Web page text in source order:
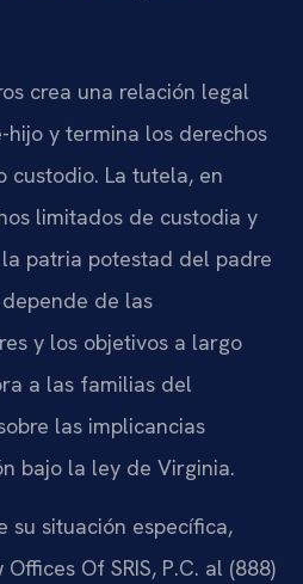
crea una relación legal
y termina los derechos
custodio. La tutela, en
limitados de custodia y
patria potestad del padre
de las
y los objetivos a largo
a las familias del
las implicancias
bajo la ley de Virginia.
su situación específica,
Of SRIS, P.C. al (888)